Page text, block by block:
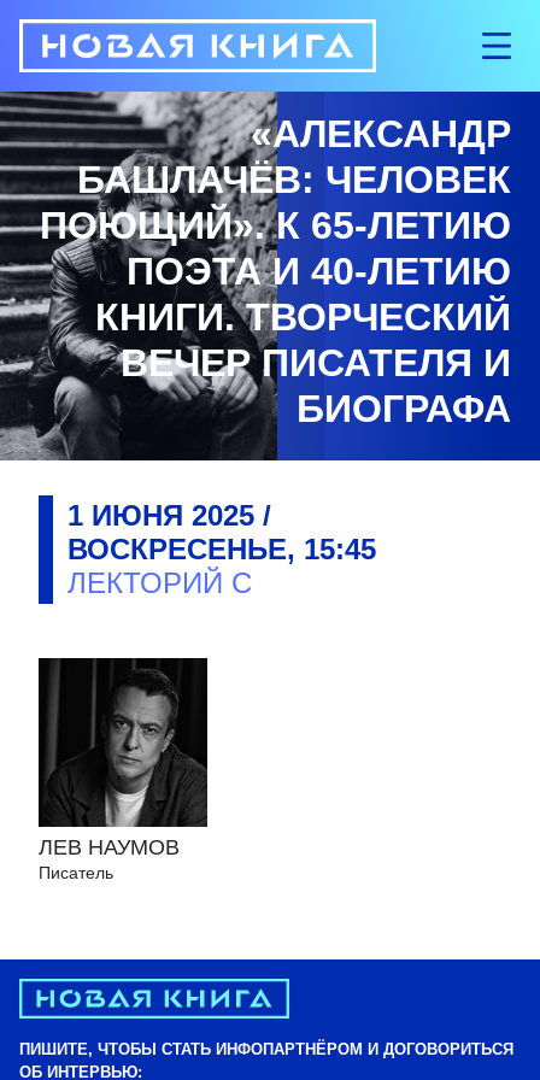
«АЛЕКСАНДР
БАШЛАЧЁВ: ЧЕЛОВЕК
ПОЮЩИЙ». К 65-ЛЕТИЮ
ПОЭТА И 40-ЛЕТИЮ
КНИГИ. ТВОРЧЕСКИЙ
ВЕЧЕР ПИСАТЕЛЯ И
БИОГРАФА
1 ИЮНЯ 2025 /
ВОСКРЕСЕНЬЕ, 15:45
ЛЕКТОРИЙ C
ЛЕВ НАУМОВ
Писатель
ПИШИТЕ, ЧТОБЫ СТАТЬ ИНФОПАРТНЁРОМ И ДОГОВОРИТЬСЯ
ОБ ИНТЕРВЬЮ: